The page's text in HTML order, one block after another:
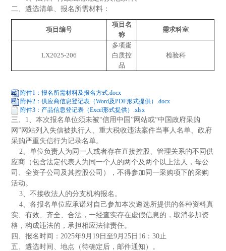
二、遴选清单、报名所需材料：
项目编号
项目名
称
需求科室
LX2025-206
多项蛋
白质控
品
检验科
附件1：报名所需材料及报名方式.docx
附件2：供应商信息登记表（Word及PDF形式提供）.docx
附件3：产品信息登记表（Excel形式提供）.xlsx
三
1、本次报名单位须未被“信用中国”网站或“中国政府采购
网”网站列入失信被执行人、重大税收违法案件当事人名单、政府
采购严重失信行为记录名单。
2、单位负责人为同一人或者存在直接控股、管理关系的不同供
应商（包含法定代表人为同一个人的两个及两个以上法人，母公
司、全资子公司及其控股公司），不得参加同一采购项下的采购
活动。
3、不接收法人的分支机构报名。
4 、各报名单位应承诺对自己参加本次遴选所提供的各种资料真
实、有效、齐全、合法，一经查实存在虚假信息的，取消参加资
格，构成违法的，承担相应法律责任。
四 、报名时间： 2025年9 月 19日至9 月 25日 16：30止
五 、遴选时间、地点（待确定后，邮件通知）。